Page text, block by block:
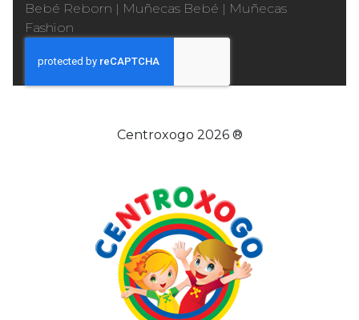
Bebé Reborn | Muñecas Bebé | Muñecas
Fashion
Centroxogo 2026 ®